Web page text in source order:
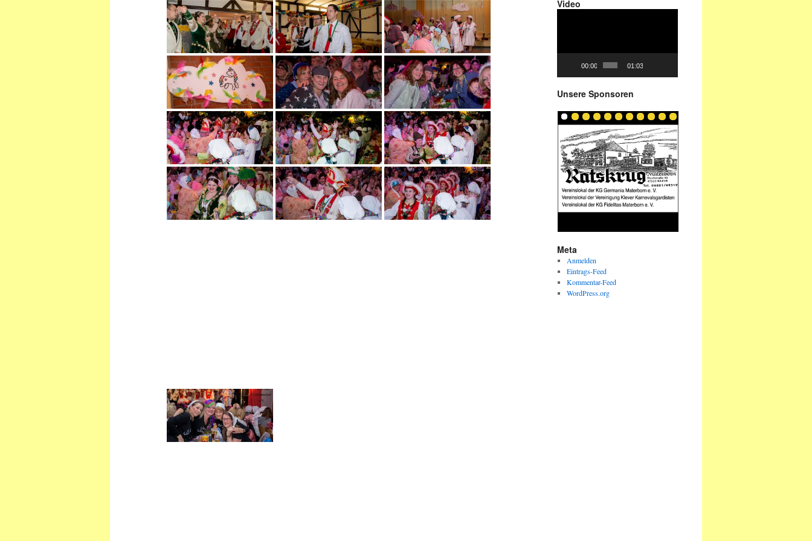
Video
00:00 01:03
Unsere Sponsoren
Meta
Anmelden
Eintrags-Feed
Kommentar-Feed
WordPress.org